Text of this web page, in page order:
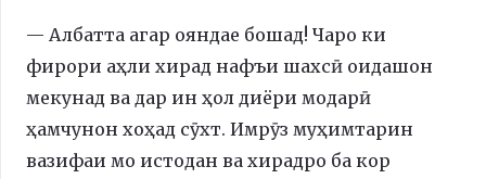
— Албатта агар ояндае бошад! Чаро ки
фирори аҳли хирад нафъи шахсӣ оидашон
мекунад ва дар ин ҳол диёри модарӣ
ҳамчунон хоҳад сӯхт. Имрӯз муҳимтарин
вазифаи мо истодан ва хирадро ба кор